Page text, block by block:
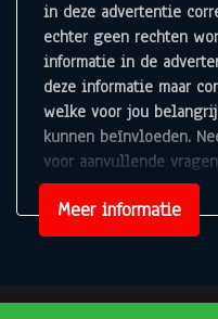
in deze advertentie
echter geen rechten
informatie in de
deze informatie maar
welke voor jou
kunnen beïnvloeden.
voor aanvullende
Meer informatie